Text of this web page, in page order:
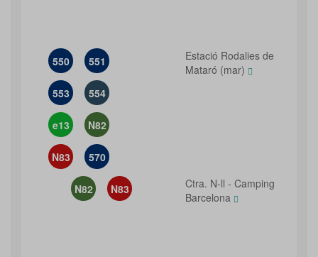
550 551
553 554
e13 N82
N83 570
Estació Rodalies de
Mataró (mar)
N82 N83
Ctra. N-ll - Camping
Barcelona